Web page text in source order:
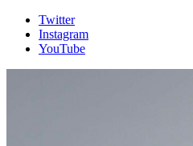
Twitter
Instagram
YouTube